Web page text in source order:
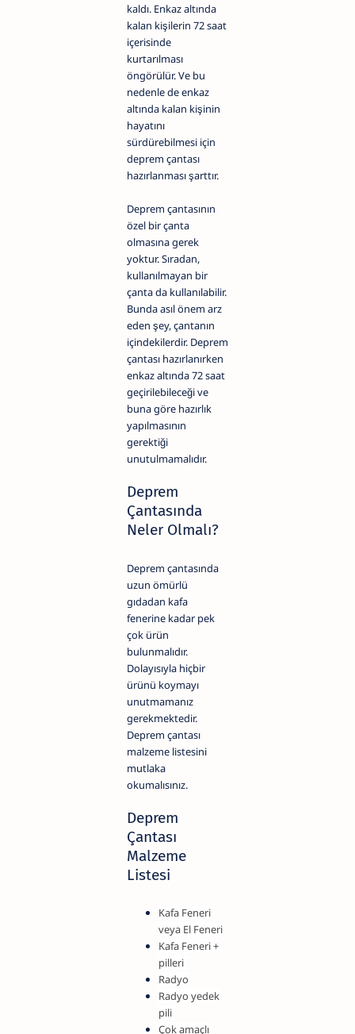
kaldı. Enkaz altında
kalan kişilerin 72 saat
içerisinde
kurtarılması
öngörülür. Ve bu
nedenle de enkaz
altında kalan kişinin
hayatını
sürdürebilmesi için
deprem çantası
hazırlanması şarttır.
Deprem çantasının
özel bir çanta
olmasına gerek
yoktur. Sıradan,
kullanılmayan bir
çanta da kullanılabilir.
Bunda asıl önem arz
eden şey, çantanın
içindekilerdir. Deprem
çantası hazırlanırken
enkaz altında 72 saat
geçirilebileceği ve
buna göre hazırlık
yapılmasının
gerektiği
unutulmamalıdır.
Deprem
Çantasında
Neler Olmalı?
Deprem çantasında
uzun ömürlü
gıdadan kafa
fenerine kadar pek
çok ürün
bulunmalıdır.
Dolayısıyla hiçbir
ürünü koymayı
unutmamanız
gerekmektedir.
Deprem çantası
malzeme listesini
mutlaka
okumalısınız.
Deprem
Çantası
Malzeme
Listesi
Kafa Feneri
veya El Feneri
Kafa Feneri +
pilleri
Radyo
Radyo yedek
pili
Çok amaçlı